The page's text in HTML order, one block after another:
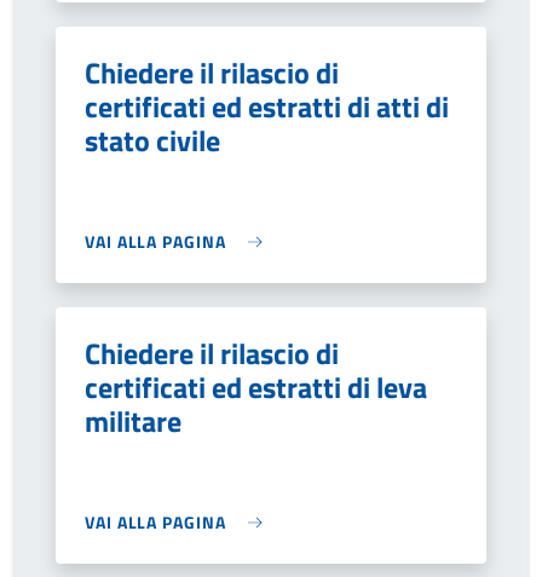
Chiedere il rilascio di
certificati ed estratti di atti di
stato civile
VAI ALLA PAGINA
Chiedere il rilascio di
certificati ed estratti di leva
militare
VAI ALLA PAGINA